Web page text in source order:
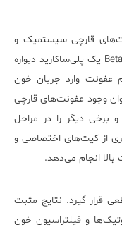
قارچی سیستمیک و
تهاجمی مورد استفاده قرار می‌گیرد. Beta-D-Glucan یک پلی‌ساکارید دیواره
عفونت وارد جریان خون
وجود عفونت‌های قارچی
برخی دیگر را در مراحل
از کیت‌های اختصاصی و
انجام می‌دهد.
قرار گیرد. نتایج مثبت
و فیلتراسیون خون